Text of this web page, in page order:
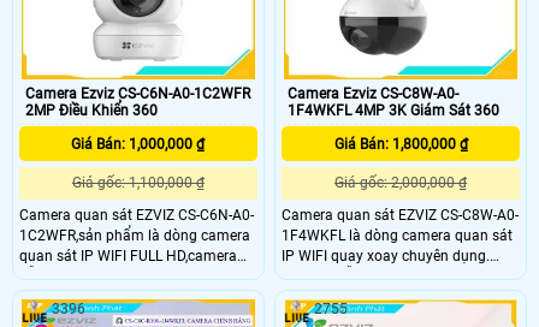
toàn diện cho mọi nhu cầu giám sát
Camera Ezviz CS-C6N-A0-1C2WFR
2MP Điều Khiển 360
Giá Bán: 1,000,000 ₫
Giá gốc: 1,100,000 ₫
Camera quan sát EZVIZ CS-C6N-A0-
1C2WFR,sản phẩm là dòng camera
quan sát IP WIFI FULL HD,camera
hỗ trợ độ phân giải 2.0 Megapixel.
Camera hỗ trợ quay xoay 4 chiều
(góc xoay ngang: 340°, góc xoay
Camera Ezviz CS-C8W-A0-
1F4WKFL 4MP 3K Giám Sát 360
Giá Bán: 1,800,000 ₫
Giá gốc: 2,000,000 ₫
Camera quan sát EZVIZ CS-C8W-A0-
1F4WKFL là dòng camera quan sát
IP WIFI quay xoay chuyên dụng.
Camera hỗ trợ dộ phâm giải 4.0
Megapixel(2K+). Camera hỗ trợ
giám sát an ninh có màu ban đêm
3396 2755